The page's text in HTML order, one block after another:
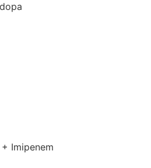
Imipenem